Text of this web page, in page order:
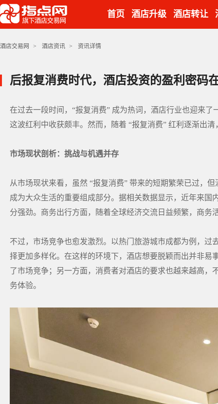
首页 酒店升级 酒店转让
酒店交易网 > 酒店资讯 > 资讯详情
后报复消费时代，酒店投资的盈利密码
在过去一段时间，“报复消费” 成为热词，酒店行业也迎来
这波红利中收获颇丰。然而，随着 “报复消费” 红利逐渐出
市场现状剖析：挑战与机遇并存
从市场现状来看，虽然 “报复消费” 带来的短期繁荣已过，
成为大众生活的重要组成部分。据相关数据显示，近年来
分强劲。商务出行方面，随着全球经济交流日益频繁，商务
不过，市场竞争也愈发激烈。以热门旅游城市成都为例，过
择更加多样化。在这样的环境下，酒店想要脱颖而出并非
了市场竞争；另一方面，消费者对酒店的要求也越来越高
务体验。